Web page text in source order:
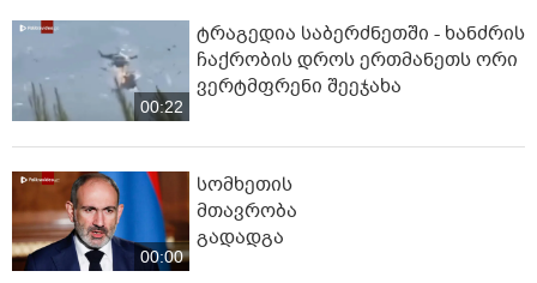
00:22
ტრაგედია საბერძნეთში - ხანძრის
ჩაქრობის დროს ერთმანეთს ორი
ვერტმფრენი შეეჯახა
00:00
სომხეთის
მთავრობა
გადადგა